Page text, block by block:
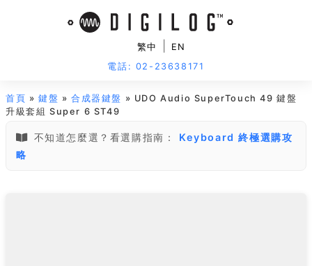
繁中
EN
電話: 02-23638171
首頁 »鍵盤 »合成器鍵盤 » UDO Audio SuperTouch 49 鍵盤
升級套組 Super 6 ST49
不知道怎麼選？看選購指南：
Keyboard 終極選購攻
略